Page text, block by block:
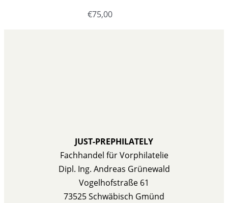
€75,00
JUST-PREPHILATELY
Fachhandel für Vorphilatelie
Dipl. Ing. Andreas Grünewald
Vogelhofstraße 61
73525 Schwäbisch Gmünd